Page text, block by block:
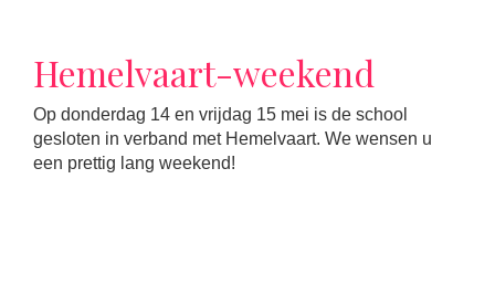
Hemelvaart-weekend
Op donderdag 14 en vrijdag 15 mei is de school
gesloten in verband met Hemelvaart. We wensen u
een prettig lang weekend!